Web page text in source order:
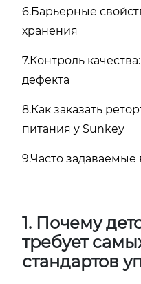
6.Барьерные
хранения
7.Контроль
дефекта
8.Как заказать
питания у Sunkey
9.Часто задаваемые
1. Почему
требует
стандартов